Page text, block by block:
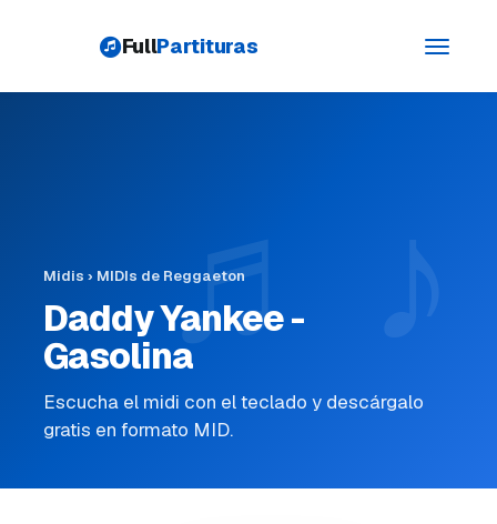
Toggle
FullPartituras
Midis › MIDIs de Reggaeton
Daddy Yankee -
Gasolina
Escucha el midi con el teclado y descárgalo
gratis en formato MID.